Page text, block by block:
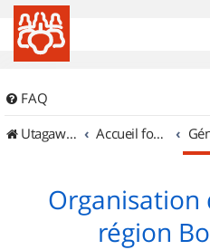
FAQ
UtagawaVTT (Randos VTT et VTTAE avec traces GPS)
Accueil forum
Organisation
région